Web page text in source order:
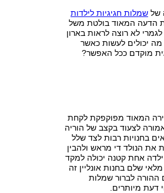
של שמלות חגיגיות לילדות
הדעה המאוד בולטת משל
לא רוצה לראות בארון
מה יכולים לעשות כאשר
מוקדם ככל האפשר?
המאוד מפוקפקת לקחת
לצעוד בקצב של הוריה
בחנויות רבות לצד שלל
את הנולד די מראש ולהבין
אחת קטנה יכולה למקד
שלם בחנות אונליין זה
ההורה לברור שמלות
דעת מיותרים.